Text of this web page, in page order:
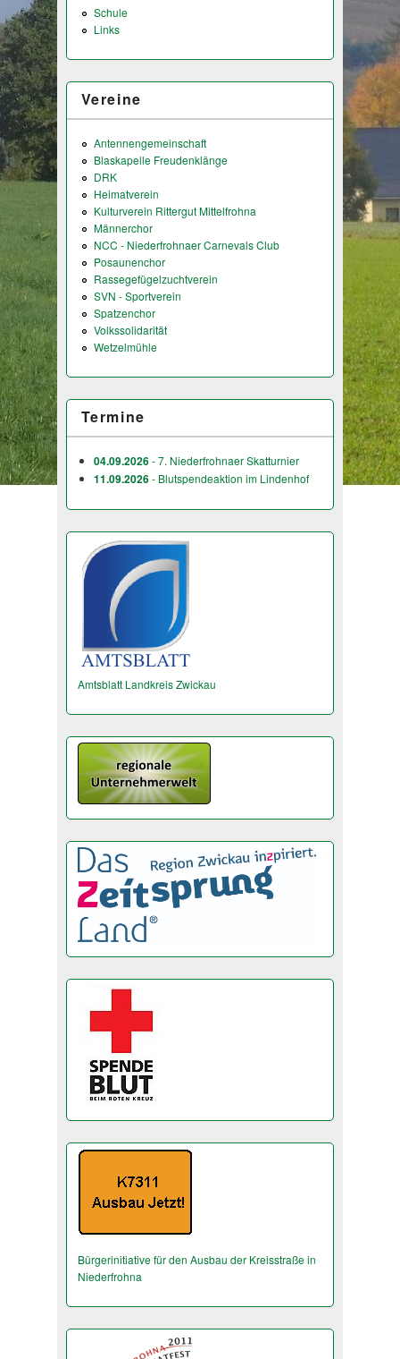
Schule
Links
Vereine
Antennengemeinschaft
Blaskapelle Freudenklänge
DRK
Heimatverein
Kulturverein Rittergut Mittelfrohna
Männerchor
NCC - Niederfrohnaer Carnevals Club
Posaunenchor
Rassegefügelzuchtverein
SVN - Sportverein
Spatzenchor
Volkssolidarität
Wetzelmühle
Termine
04.09.2026- 7. Niederfrohnaer Skatturnier
11.09.2026- Blutspendeaktion im Lindenhof
Amtsblatt Landkreis Zwickau
Bürgerinitiative für den Ausbau der Kreisstraße in
Niederfrohna